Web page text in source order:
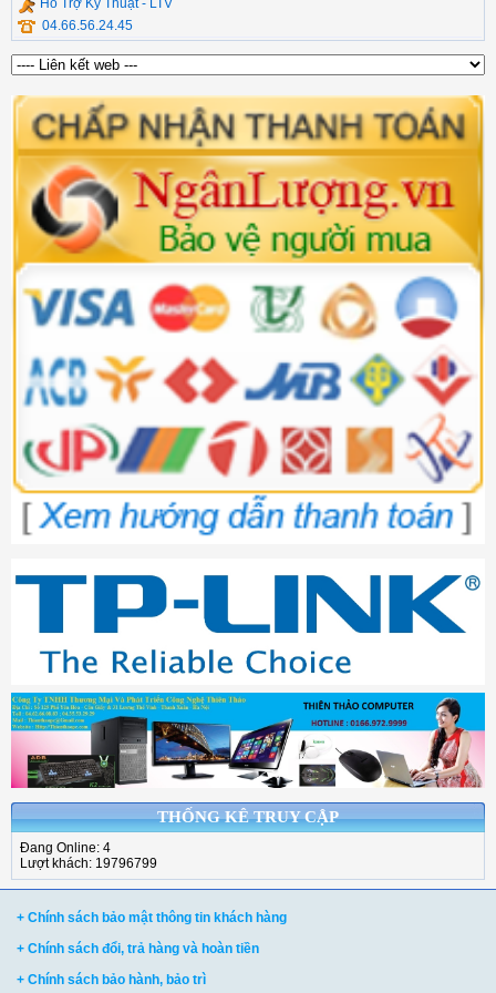
04.66.56.24.45
THỐNG KÊ TRUY CẬP
Đang Online: 4
Lượt khách: 19796799
+ Chính sách bảo mật thông tin khách hàng
+ Chính sách đổi, trả hàng và hoàn tiền
+ Chính sách bảo hành, bảo trì